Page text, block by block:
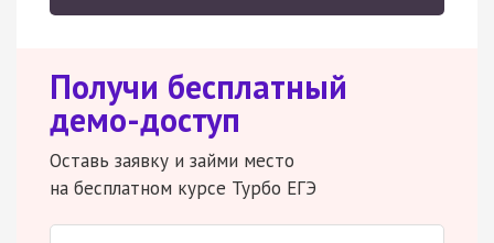
Получи бесплатный
демо-доступ
Оставь заявку и займи место
на бесплатном курсе Турбо ЕГЭ